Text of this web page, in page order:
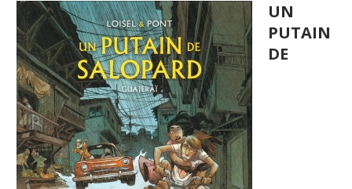
UN
PUTAIN
DE